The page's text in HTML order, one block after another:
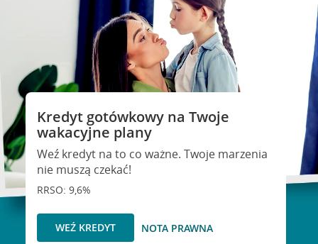
Kredyt gotówkowy na Twoje
wakacyjne plany
Weź kredyt na to co ważne. Twoje marzenia
nie muszą czekać!
RRSO: 9,6%
WEŹ KREDYT NOTA PRAWNA